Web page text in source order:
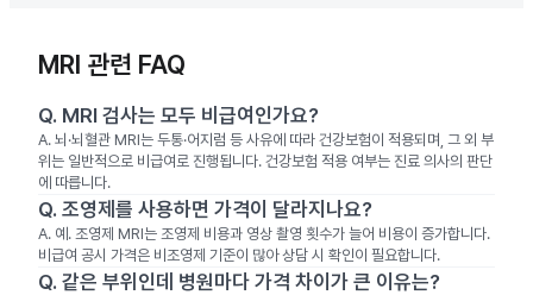
MRI 관련 FAQ
Q. MRI 검사는 모두 비급여인가요?
A. 뇌·뇌혈관 MRI는 두통·어지럼 등 사유에 따라 건강보험이 적용되며, 그 외 부
위는 일반적으로 비급여로 진행됩니다. 건강보험 적용 여부는 진료 의사의 판단
에 따릅니다.
Q. 조영제를 사용하면 가격이 달라지나요?
A. 예. 조영제 MRI는 조영제 비용과 영상 촬영 횟수가 늘어 비용이 증가합니다.
비급여 공시 가격은 비조영제 기준이 많아 상담 시 확인이 필요합니다.
Q. 같은 부위인데 병원마다 가격 차이가 큰 이유는?